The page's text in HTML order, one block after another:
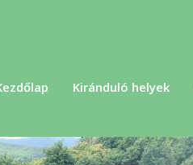
Kiránduló helyek